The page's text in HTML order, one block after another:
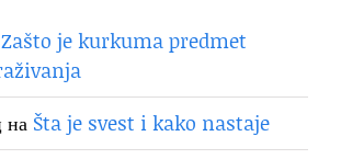
Zašto je kurkuma predmet
на Šta je svest i kako nastaje